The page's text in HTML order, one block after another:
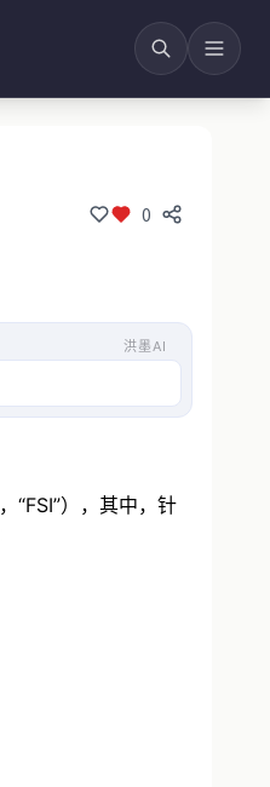
0
洪墨AI
“FSI”），其中，针